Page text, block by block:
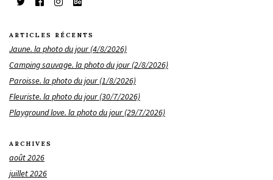
ARTICLES RÉCENTS
Jaune. la photo du jour (4/8/2026)
Camping sauvage. la photo du jour (2/8/2026)
Paroisse. la photo du jour (1/8/2026)
Fleuriste. la photo du jour (30/7/2026)
Playground love. la photo du jour (29/7/2026)
ARCHIVES
août 2026
juillet 2026